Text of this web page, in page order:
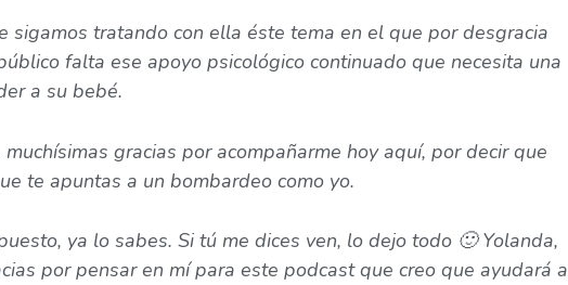
sigamos tratando con ella éste tema en el que por desgracia
falta ese apoyo psicológico continuado que necesita una
a su bebé.
muchísimas gracias por acompañarme hoy aquí, por decir que
te apuntas a un bombardeo como yo.
ya lo sabes. Si tú me dices ven, lo dejo todo 🙂 Yolanda,
por pensar en mí para este podcast que creo que ayudará a